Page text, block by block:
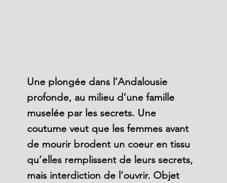
Une plongée dans l’Andalousie
profonde, au milieu d’une famille
muselée par les secrets. Une
coutume veut que les femmes avant
de mourir brodent un coeur en tissu
qu’elles remplissent de leurs secrets,
mais interdiction de l’ouvrir. Objet